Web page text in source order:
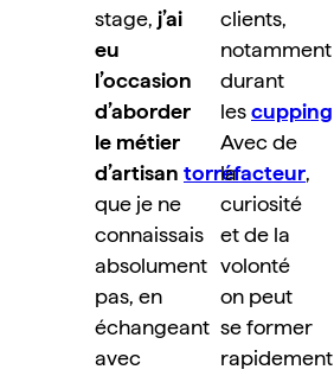
stage, j’ai
eu
l’occasion
d’aborder
le métier
d’artisan torréfacteur,
que je ne
connaissais
absolument
pas, en
échangeant
avec
clients,
notamment
durant
les cupping
Avec de
la
curiosité
et de la
volonté
on peut
se former
rapidement